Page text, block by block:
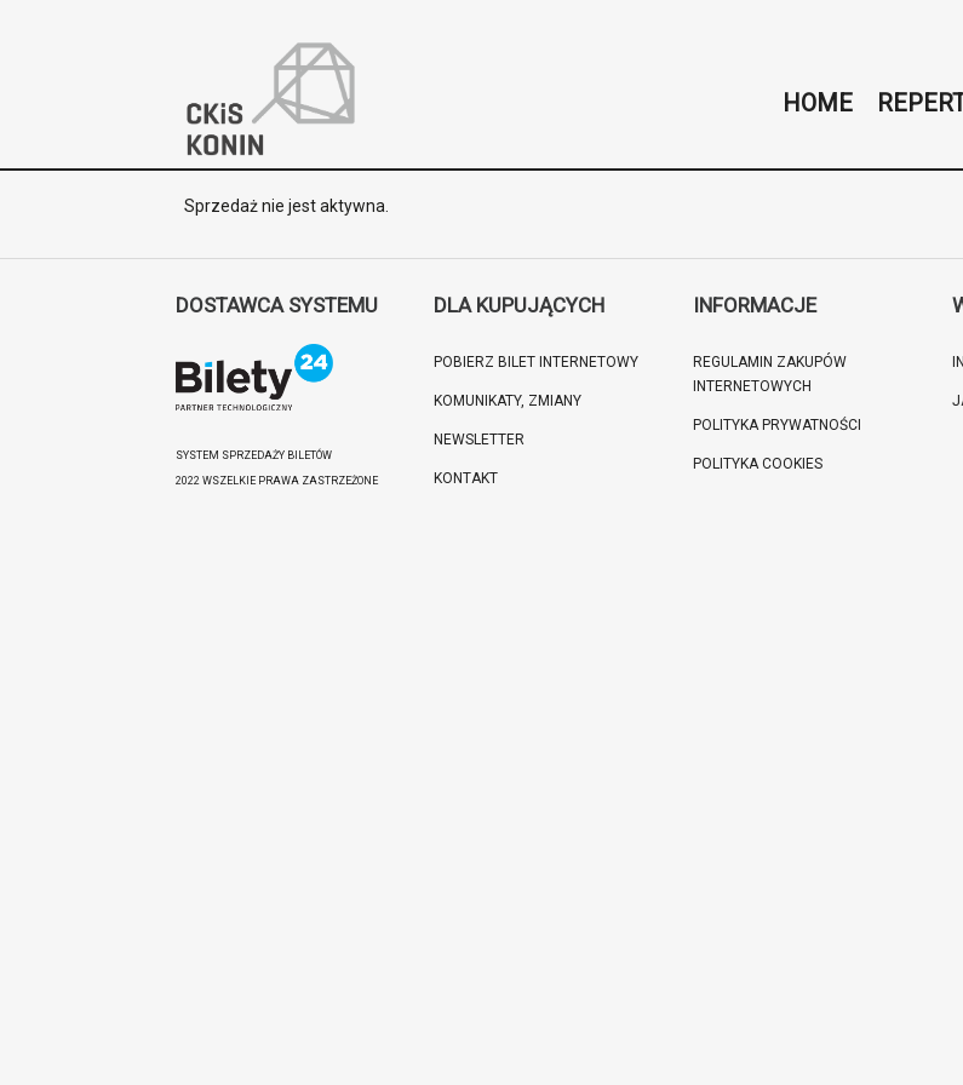
HOME
Sprzedaż nie jest aktywna.
DOSTAWCA SYSTEMU
SYSTEM SPRZEDAŻY BILETÓW
2022 WSZELKIE PRAWA ZASTRZEŻONE
DLA KUPUJĄCYCH
POBIERZ BILET INTERNETOWY
KOMUNIKATY, ZMIANY
NEWSLETTER
KONTAKT
INFORMACJE
REGULAMIN ZAKUPÓW
INTERNETOWYCH
POLITYKA PRYWATNOŚCI
POLITYKA COOKIES